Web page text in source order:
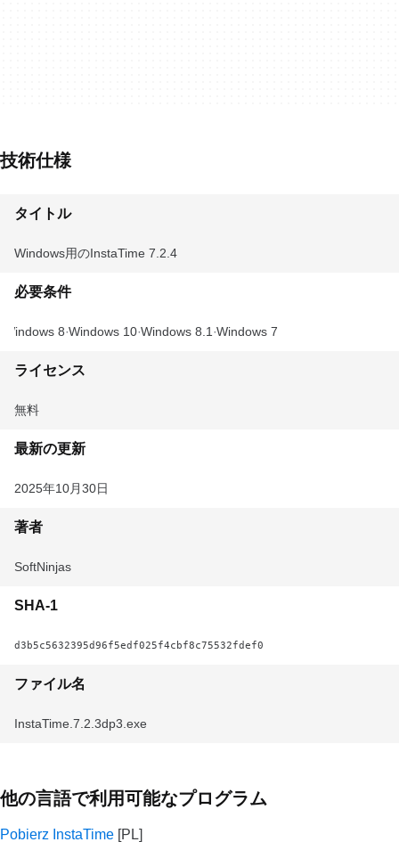
技術仕様
タイトル
Windows用のInstaTime 7.2.4
必要条件
Windows 8 Windows 10 Windows 8.1 Windows 7
ライセンス
無料
最新の更新
2025年10月30日
著者
SoftNinjas
SHA-1
d3b5c5632395d96f5edf025f4cbf8c75532fdef0
ファイル名
InstaTime.7.2.3dp3.exe
他の言語で利用可能なプログラム
Pobierz InstaTime